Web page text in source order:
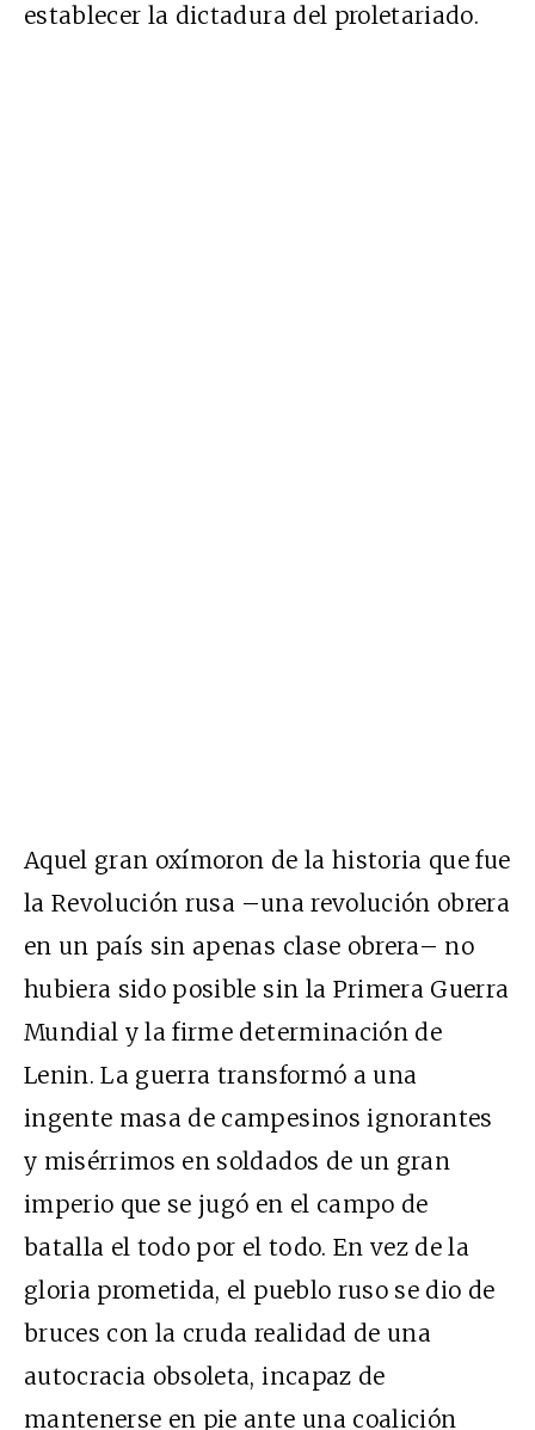
establecer la dictadura del proletariado.
Aquel gran oxímoron de la historia que fue
la Revolución rusa –una revolución obrera
en un país sin apenas clase obrera– no
hubiera sido posible sin la Primera Guerra
Mundial y la firme determinación de
Lenin. La guerra transformó a una
ingente masa de campesinos ignorantes
y misérrimos en soldados de un gran
imperio que se jugó en el campo de
batalla el todo por el todo. En vez de la
gloria prometida, el pueblo ruso se dio de
bruces con la cruda realidad de una
autocracia obsoleta, incapaz de
mantenerse en pie ante una coalición